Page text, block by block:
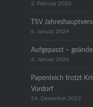
2. Februar 2024
TSV
6. Januar 2024
Aufgepasst –
4. Januar 2024
Papenteich trotzt
Vordorf
24. Dezember 2023